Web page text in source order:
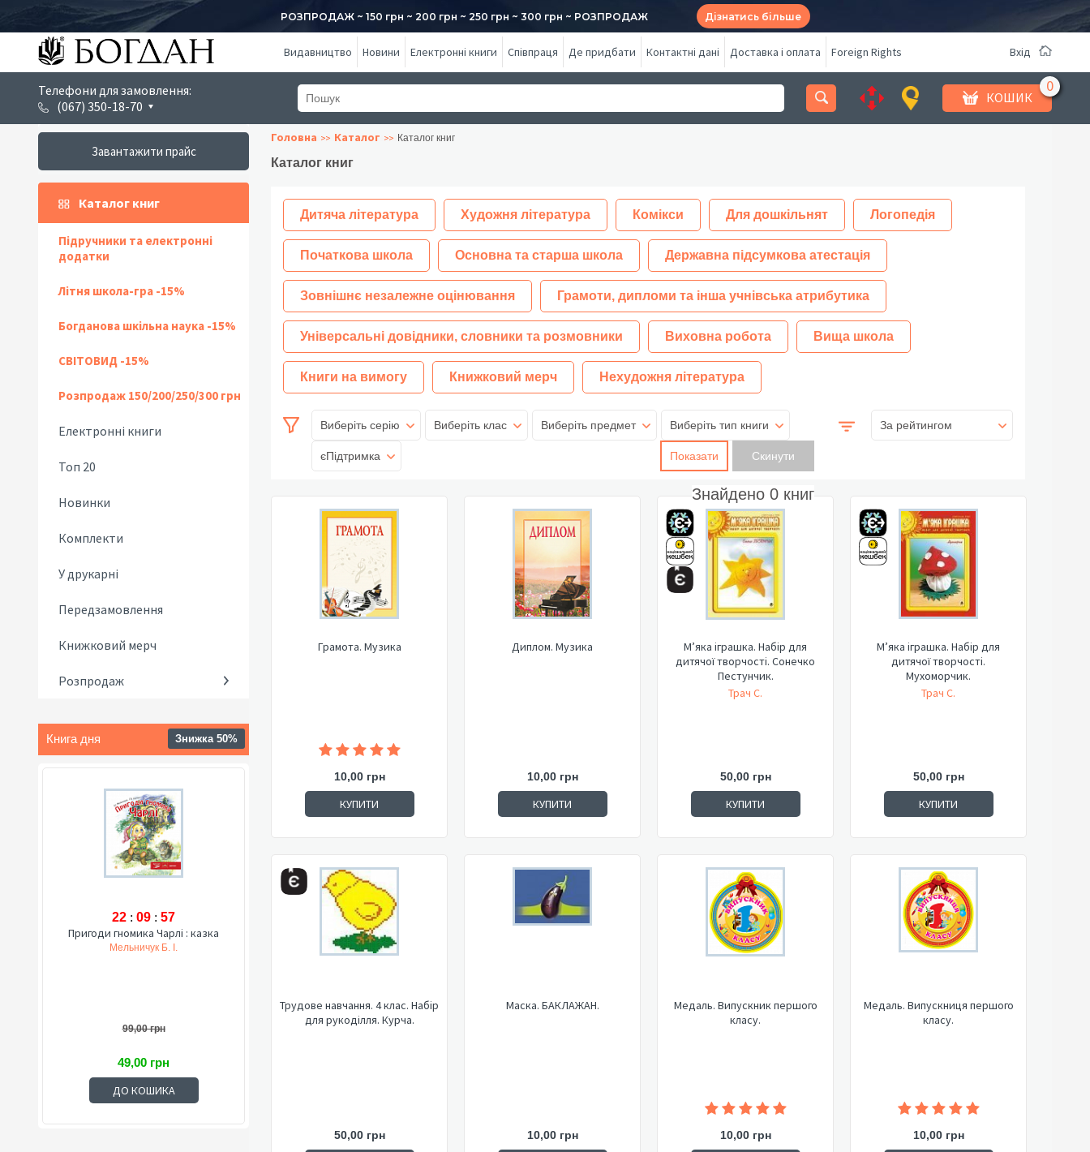
РОЗПРОДАЖ ~ 150 грн ~ 200 грн ~ 250 грн ~ 300 грн ~ РОЗПРОДАЖ Дізнатись більше
Видавництво Новини Електронні книги Співпраця Де придбати Контактні дані Доставка і оплата Foreign Rights Вхід
Телефони для замовлення:
(067) 350-18-70
КОШИК
Завантажити прайс
Каталог книг
Підручники та електронні
додатки
Літня школа-гра -15%
Богданова шкільна наука -15%
СВІТОВИД -15%
Розпродаж 150/200/250/300 грн
Електронні книги
Топ 20
Новинки
Комплекти
У друкарні
Передзамовлення
Книжковий мерч
Розпродаж
Книга дня Знижка 50%
22 : 09 : 56
Пригоди гномика Чарлі : казка
Мельничук Б. І.
99,00 грн
49,00 грн
ДО КОШИКА
Головна Каталог Каталог книг
Каталог книг
Дитяча література Художня література Комікси Для дошкільнят Логопедія
Початкова школа Основна та старша школа Державна підсумкова атестація
Зовнішнє незалежне оцінювання Грамоти, дипломи та інша учнівська атрибутика
Універсальні довідники, словники та розмовники Виховна робота Вища школа
Книги на вимогу Книжковий мерч Нехудожня література
Виберіть серію Виберіть клас Виберіть предмет Виберіть тип книги
єПідтримка Показати
Знайдено 0 книг
За рейтингом
Грамота. Музика
10,00 грн
КУПИТИ
Диплом. Музика
10,00 грн
КУПИТИ
М’яка іграшка. Набір для
дитячої творчості. Сонечко
Пестунчик.
Трач С.
50,00 грн
КУПИТИ
М’яка іграшка. Набір для
дитячої творчості.
Мухоморчик.
Трач С.
50,00 грн
КУПИТИ
Трудове навчання. 4 клас. Набір
для рукоділля. Курча.
50,00 грн
Маска. БАКЛАЖАН.
10,00 грн
Медаль. Випускник першого
класу.
10,00 грн
Медаль. Випускниця першого
класу.
10,00 грн